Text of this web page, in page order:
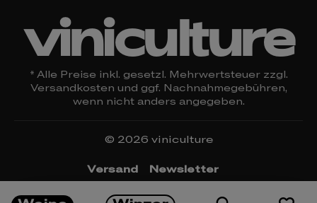
viniculture
* Alle Preise inkl. gesetzl. Mehrwertsteuer zzgl.
Versandkosten und ggf. Nachnahmegebühren,
wenn nicht anders angegeben.
© 2026 viniculture
Versand
Newsletter
Öffnungszeiten & Kontakt